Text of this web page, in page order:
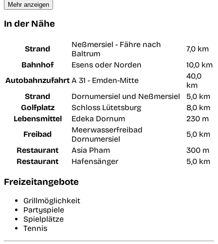
Mehr anzeigen
In der Nähe
Strand
Neßmersiel - Fähre nach
Baltrum
7,0 km
Bahnhof
Esens oder Norden
10,0 km
Autobahnzufahrt A 31 - Emden-Mitte
40,0
km
Strand
Dornumersiel und Neßmersiel
5,0 km
Golfplatz
Schloss Lütetsburg
8,0 km
Lebensmittel
Edeka Dornum
230 m
Freibad
Meerwasserfreibad
Dornumersiel
5,0 km
Restaurant
Asia Pham
300 m
Restaurant
Hafensänger 5,0 km
Freizeitangebote
Grillmöglichkeit
Partyspiele
Spielplätze
Tennis